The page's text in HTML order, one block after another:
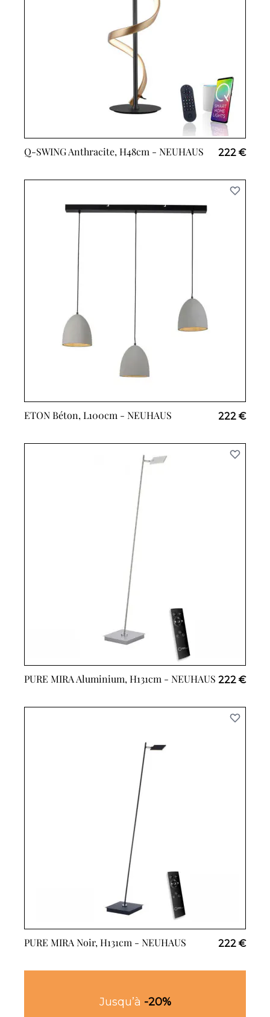
Q-SWING Anthracite, H48cm - NEUHAUS 222 €
ETON Béton, L100cm - NEUHAUS 222 €
PURE MIRA Aluminium, H131cm - NEUHAUS 222 €
PURE MIRA Noir, H131cm - NEUHAUS 222 €
Jusqu’à -20%